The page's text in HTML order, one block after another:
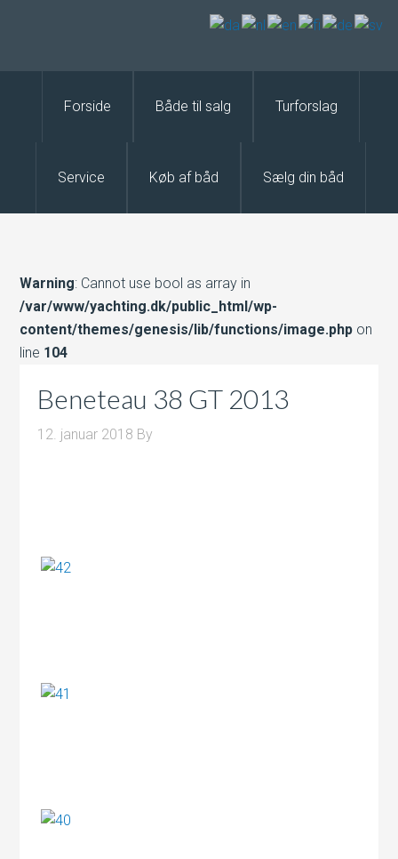
Forside Både til salg Turforslag
Service Køb af båd Sælg din båd
Warning: Cannot use bool as array in
/var/www/yachting.dk/public_html/wp-
content/themes/genesis/lib/functions/image.php on
line 104
Beneteau 38 GT 2013
12. januar 2018 By